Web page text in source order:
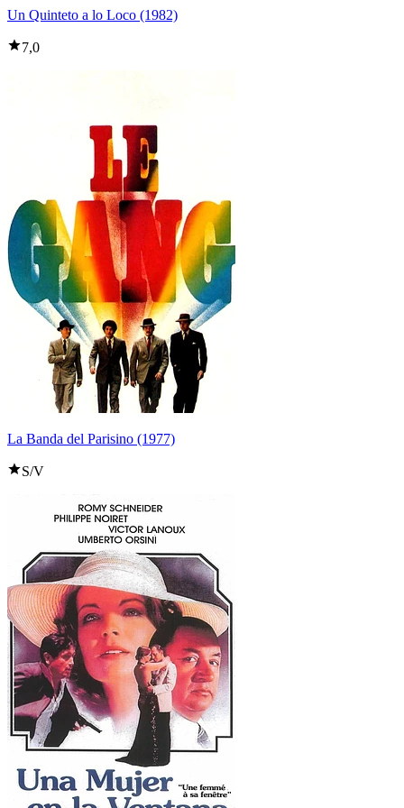
Un Quinteto a lo Loco (1982)
7,0
La Banda del Parisino (1977)
S/V